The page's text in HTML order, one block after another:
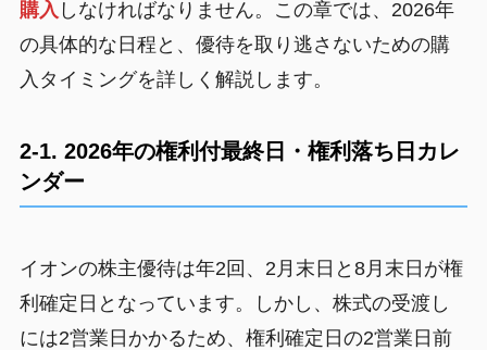
購入 しなければなりません。この章では、2026年
の具体的な日程と、優待を取り逃さないための購
入タイミングを詳しく解説します。
2-1. 2026年の権利付最終日・権利落ち日カレ
ンダー
イオンの株主優待は年2回、2月末日と8月末日が権
利確定日となっています。しかし、株式の受渡し
には2営業日かかるため、権利確定日の2営業日前